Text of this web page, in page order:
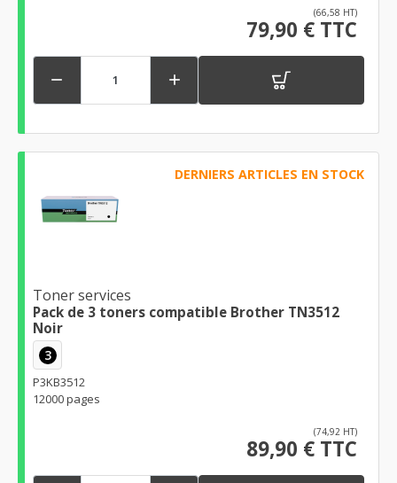
(66,58 HT)
79,90 € TTC
 
DERNIERS ARTICLES EN STOCK
Toner services
Pack de 3 toners compatible Brother TN3512
Noir
3
P3KB3512
12000 pages
(74,92 HT)
89,90 € TTC